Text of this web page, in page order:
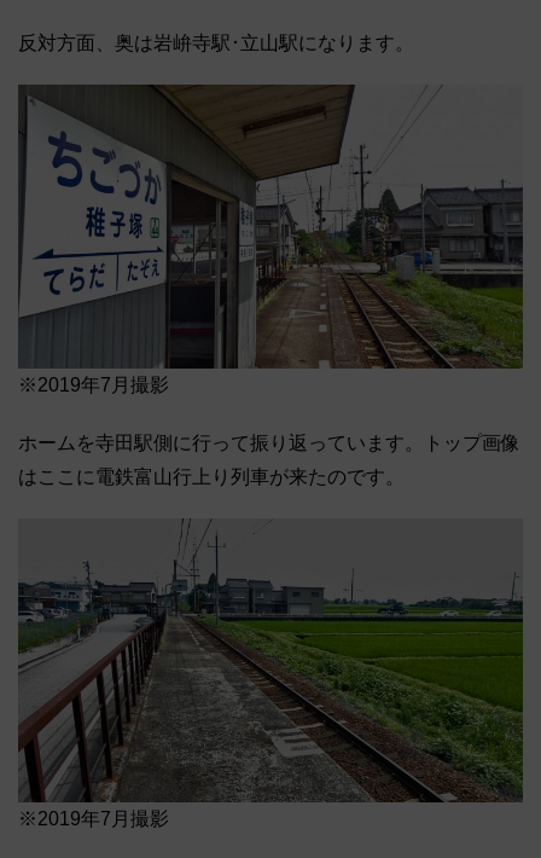
反対方面、奥は岩峅寺駅･立山駅になります。
※2019年7月撮影
ホームを寺田駅側に行って振り返っています。トップ画像
はここに電鉄富山行上り列車が来たのです。
※2019年7月撮影